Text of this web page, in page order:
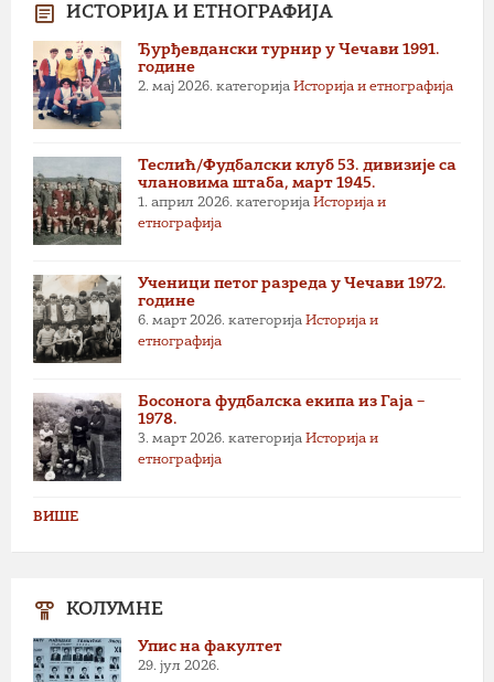
ИСТОРИЈА И ЕТНОГРАФИЈА
Ђурђевдански турнир у Чечави 1991.
године
2. мај 2026. категорија Историја и етнографија
Теслић/Фудбалски клуб 53. дивизије са
члановима штаба, март 1945.
1. април 2026. категорија Историја и
етнографија
Ученици петог разреда у Чечави 1972.
године
6. март 2026. категорија Историја и
етнографија
Босонога фудбалска екипа из Гаја –
1978.
3. март 2026. категорија Историја и
етнографија
ВИШЕ
КОЛУМНЕ
Упис на факултет
29. јул 2026.